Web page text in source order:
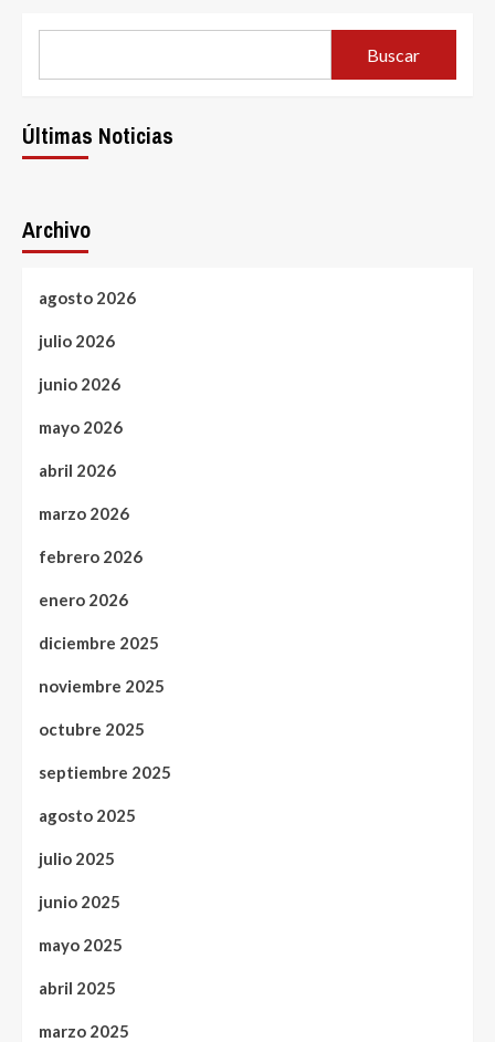
Buscar
Últimas Noticias
Archivo
agosto 2026
julio 2026
junio 2026
mayo 2026
abril 2026
marzo 2026
febrero 2026
enero 2026
diciembre 2025
noviembre 2025
octubre 2025
septiembre 2025
agosto 2025
julio 2025
junio 2025
mayo 2025
abril 2025
marzo 2025